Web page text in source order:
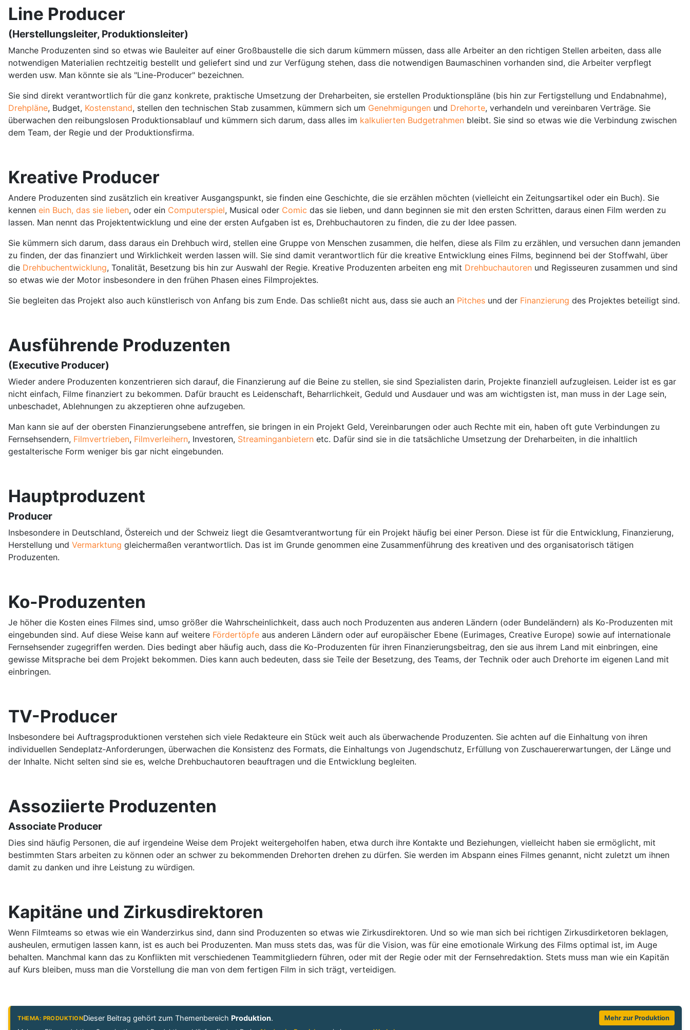
Line Producer
(Herstellungsleiter, Produktionsleiter)
Manche Produzenten sind so etwas wie Bauleiter auf einer Großbaustelle die sich darum kümmern müssen, dass alle Arbeiter an den richtigen Stellen arbeiten, dass alle
notwendigen Materialien rechtzeitig bestellt und geliefert sind und zur Verfügung stehen, dass die notwendigen Baumaschinen vorhanden sind, die Arbeiter verpflegt
werden usw. Man könnte sie als "Line-Producer" bezeichnen.
Sie sind direkt verantwortlich für die ganz konkrete, praktische Umsetzung der Dreharbeiten, sie erstellen Produktionspläne (bis hin zur Fertigstellung und Endabnahme),
Drehpläne, Budget, Kostenstand, stellen den technischen Stab zusammen, kümmern sich um Genehmigungen und Drehorte, verhandeln und vereinbaren Verträge. Sie
überwachen den reibungslosen Produktionsablauf und kümmern sich darum, dass alles im kalkulierten Budgetrahmen bleibt. Sie sind so etwas wie die Verbindung zwischen
dem Team, der Regie und der Produktionsfirma.
Kreative Producer
Andere Produzenten sind zusätzlich ein kreativer Ausgangspunkt, sie finden eine Geschichte, die sie erzählen möchten (vielleicht ein Zeitungsartikel oder ein Buch). Sie
kennen ein Buch, das sie lieben, oder ein Computerspiel, Musical oder Comic das sie lieben, und dann beginnen sie mit den ersten Schritten, daraus einen Film werden zu
lassen. Man nennt das Projektentwicklung und eine der ersten Aufgaben ist es, Drehbuchautoren zu finden, die zu der Idee passen.
Sie kümmern sich darum, dass daraus ein Drehbuch wird, stellen eine Gruppe von Menschen zusammen, die helfen, diese als Film zu erzählen, und versuchen dann jemanden
zu finden, der das finanziert und Wirklichkeit werden lassen will. Sie sind damit verantwortlich für die kreative Entwicklung eines Films, beginnend bei der Stoffwahl, über
die Drehbuchentwicklung, Tonalität, Besetzung bis hin zur Auswahl der Regie. Kreative Produzenten arbeiten eng mit Drehbuchautoren und Regisseuren zusammen und sind
so etwas wie der Motor insbesondere in den frühen Phasen eines Filmprojektes.
Sie begleiten das Projekt also auch künstlerisch von Anfang bis zum Ende. Das schließt nicht aus, dass sie auch an Pitches und der Finanzierung des Projektes beteiligt sind.
Ausführende Produzenten
(Executive Producer)
Wieder andere Produzenten konzentrieren sich darauf, die Finanzierung auf die Beine zu stellen, sie sind Spezialisten darin, Projekte finanziell aufzugleisen. Leider ist es gar
nicht einfach, Filme finanziert zu bekommen. Dafür braucht es Leidenschaft, Beharrlichkeit, Geduld und Ausdauer und was am wichtigsten ist, man muss in der Lage sein,
unbeschadet, Ablehnungen zu akzeptieren ohne aufzugeben.
Man kann sie auf der obersten Finanzierungsebene antreffen, sie bringen in ein Projekt Geld, Vereinbarungen oder auch Rechte mit ein, haben oft gute Verbindungen zu
Fernsehsendern, Filmvertrieben, Filmverleihern, Investoren, Streaminganbietern etc. Dafür sind sie in die tatsächliche Umsetzung der Dreharbeiten, in die inhaltlich
gestalterische Form weniger bis gar nicht eingebunden.
Hauptproduzent
Producer
Insbesondere in Deutschland, Östereich und der Schweiz liegt die Gesamtverantwortung für ein Projekt häufig bei einer Person. Diese ist für die Entwicklung, Finanzierung,
Herstellung und Vermarktung gleichermaßen verantwortlich. Das ist im Grunde genommen eine Zusammenführung des kreativen und des organisatorisch tätigen
Produzenten.
Ko-Produzenten
Je höher die Kosten eines Filmes sind, umso größer die Wahrscheinlichkeit, dass auch noch Produzenten aus anderen Ländern (oder Bundeländern) als Ko-Produzenten mit
eingebunden sind. Auf diese Weise kann auf weitere Fördertöpfe aus anderen Ländern oder auf europäischer Ebene (Eurimages, Creative Europe) sowie auf internationale
Fernsehsender zugegriffen werden. Dies bedingt aber häufig auch, dass die Ko-Produzenten für ihren Finanzierungsbeitrag, den sie aus ihrem Land mit einbringen, eine
gewisse Mitsprache bei dem Projekt bekommen. Dies kann auch bedeuten, dass sie Teile der Besetzung, des Teams, der Technik oder auch Drehorte im eigenen Land mit
einbringen.
TV-Producer
Insbesondere bei Auftragsproduktionen verstehen sich viele Redakteure ein Stück weit auch als überwachende Produzenten. Sie achten auf die Einhaltung von ihren
individuellen Sendeplatz‑Anforderungen, überwachen die Konsistenz des Formats, die Einhaltungs von Jugendschutz, Erfüllung von Zuschauererwartungen, der Länge und
der Inhalte. Nicht selten sind sie es, welche Drehbuchautoren beauftragen und die Entwicklung begleiten.
Assoziierte Produzenten
Associate Producer
Dies sind häufig Personen, die auf irgendeine Weise dem Projekt weitergeholfen haben, etwa durch ihre Kontakte und Beziehungen, vielleicht haben sie ermöglicht, mit
bestimmten Stars arbeiten zu können oder an schwer zu bekommenden Drehorten drehen zu dürfen. Sie werden im Abspann eines Filmes genannt, nicht zuletzt um ihnen
damit zu danken und ihre Leistung zu würdigen.
Kapitäne und Zirkusdirektoren
Wenn Filmteams so etwas wie ein Wanderzirkus sind, dann sind Produzenten so etwas wie Zirkusdirektoren. Und so wie man sich bei richtigen Zirkusdirketoren beklagen,
ausheulen, ermutigen lassen kann, ist es auch bei Produzenten. Man muss stets das, was für die Vision, was für eine emotionale Wirkung des Films optimal ist, im Auge
behalten. Manchmal kann das zu Konflikten mit verschiedenen Teammitgliedern führen, oder mit der Regie oder mit der Fernsehredaktion. Stets muss man wie ein Kapitän
auf Kurs bleiben, muss man die Vorstellung die man von dem fertigen Film in sich trägt, verteidigen.
THEMA: PRODUKTIONDieser Beitrag gehört zum Themenbereich Produktion.
Mehr zur Produktion